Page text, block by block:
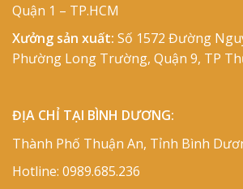
Quận 1 – TP.HCM
Xưởng sản xuất: Số 1572 Đường
Phường Long Trường, Quận 9, TP
ĐỊA CHỈ TẠI BÌNH DƯƠNG:
Thành Phố Thuận An, Tỉnh Bình
Hotline: 0989.685.236